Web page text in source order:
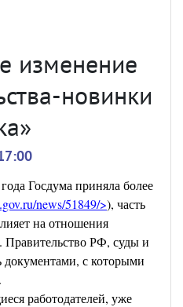
изменение
новинки
Госдума приняла более
news/51849/>), часть
на отношения
Правительство РФ, суды и
документами, с которыми
работодателей, уже